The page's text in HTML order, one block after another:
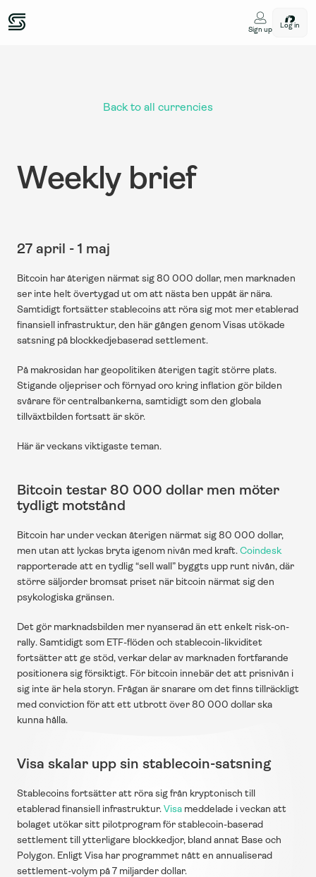
Sign up
Log in
Back to all currencies
Weekly brief
27 april - 1 maj
Bitcoin har återigen närmat sig 80 000 dollar, men marknaden
ser inte helt övertygad ut om att nästa ben uppåt är nära.
Samtidigt fortsätter stablecoins att röra sig mot mer etablerad
finansiell infrastruktur, den här gången genom Visas utökade
satsning på blockkedjebaserad settlement.
På makrosidan har geopolitiken återigen tagit större plats.
Stigande oljepriser och förnyad oro kring inflation gör bilden
svårare för centralbankerna, samtidigt som den globala
tillväxtbilden fortsatt är skör.
Här är veckans viktigaste teman.
Bitcoin testar 80 000 dollar men möter
tydligt motstånd
Bitcoin har under veckan återigen närmat sig 80 000 dollar,
men utan att lyckas bryta igenom nivån med kraft. Coindesk
rapporterade att en tydlig “sell wall” byggts upp runt nivån, där
större säljorder bromsat priset när bitcoin närmat sig den
psykologiska gränsen.
Det gör marknadsbilden mer nyanserad än ett enkelt risk-on-
rally. Samtidigt som ETF-flöden och stablecoin-likviditet
fortsätter att ge stöd, verkar delar av marknaden fortfarande
positionera sig försiktigt. För bitcoin innebär det att prisnivån i
sig inte är hela storyn. Frågan är snarare om det finns tillräckligt
med conviction för att ett utbrott över 80 000 dollar ska
kunna hålla.
Visa skalar upp sin stablecoin-satsning
Stablecoins fortsätter att röra sig från kryptonisch till
etablerad finansiell infrastruktur. Visa meddelade i veckan att
bolaget utökar sitt pilotprogram för stablecoin-baserad
settlement till ytterligare blockkedjor, bland annat Base och
Polygon. Enligt Visa har programmet nått en annualiserad
settlement-volym på 7 miljarder dollar.